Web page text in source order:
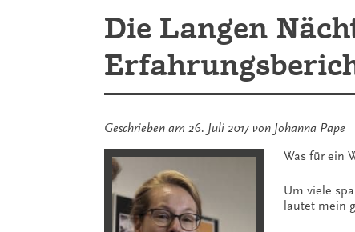
Die Langen
Geschrieben am 26. Juli 2017 von Johanna Pape
Was für ein
Um viele
lautet mein